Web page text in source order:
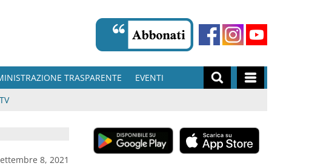
TRASPARENTE
EVENTI
8, 2021